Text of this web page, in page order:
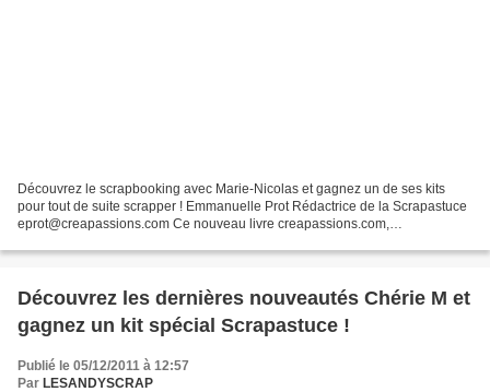
Découvrez le scrapbooking avec Marie-Nicolas et gagnez un de ses kits
pour tout de suite scrapper ! Emmanuelle Prot Rédactrice de la Scrapastuce
eprot@creapassions.com Ce nouveau livre creapassions.com,
Découvrez les dernières nouveautés Chérie M et
gagnez un kit spécial Scrapastuce !
Publié le 05/12/2011 à 12:57
Par LESANDYSCRAP